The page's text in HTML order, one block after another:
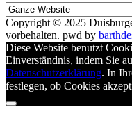
Suche
nach
Copyright © 2025
vorbehalten. pwd by
Diese Website benutzt
Einverständnis, indem Sie
Datenschutzerklärung. In
festlegen, ob Cookies